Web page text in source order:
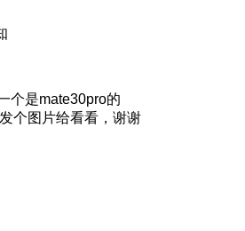
个是mate30pro的
个图片给看看，谢谢